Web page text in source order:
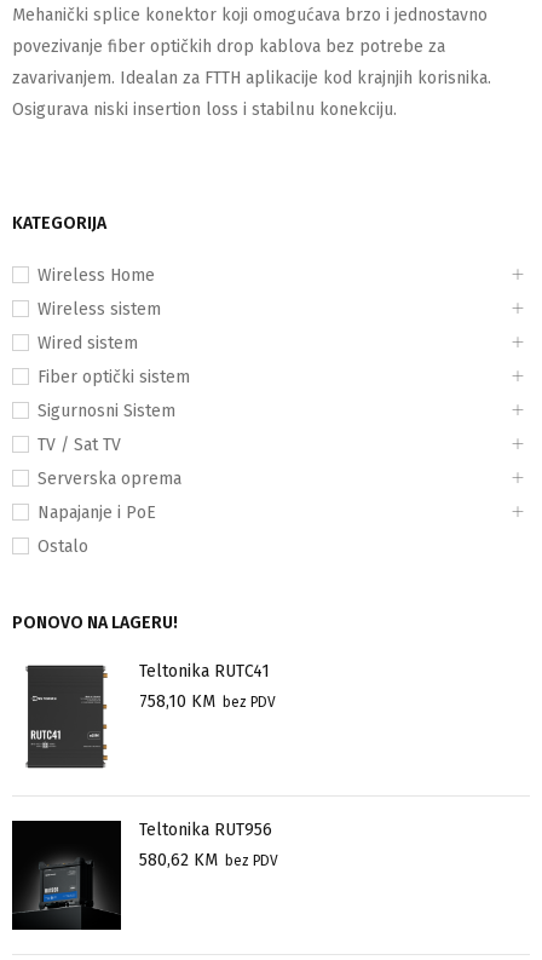
KATEGORIJA
Wireless Home
Wireless sistem
Wired sistem
Fiber optički sistem
Sigurnosni Sistem
TV / Sat TV
Serverska oprema
Napajanje i PoE
Ostalo
PONOVO NA LAGERU!
Teltonika RUTC41
758,10 KM bez PDV
Teltonika RUT956
580,62 KM bez PDV
Mehanički splice konektor koji omogućava brzo i jednostavno
povezivanje fiber optičkih drop kablova bez potrebe za
zavarivanjem. Idealan za FTTH aplikacije kod krajnjih korisnika.
Osigurava niski insertion loss i stabilnu konekciju.